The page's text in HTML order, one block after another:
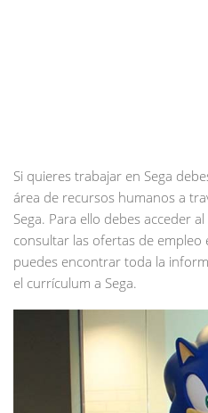
Si quieres trabajar en Sega
área de recursos humanos a
Sega. Para ello debes acceder
consultar las ofertas de empleo
puedes encontrar toda la
el currículum a Sega.